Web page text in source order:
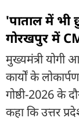
'पाताल में
गोरखपुर में
मुख्यमंत्री योगी
कार्यों के
गोष्ठी-2026 के
कहा कि उत्तर